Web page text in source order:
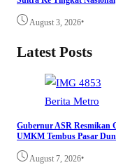
August 3, 2026•
Latest Posts
Berita Metro
Gubernur ASR Resmikan
UMKM Tembus Pasar
August 7, 2026•